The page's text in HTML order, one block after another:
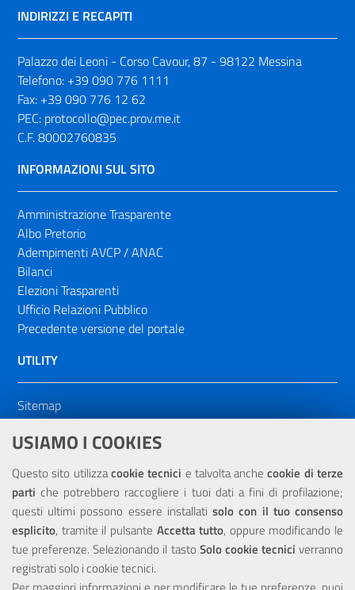
USIAMO I COOKIES
Questo sito utilizzacookie tecnici e talvolta anchecookie di terze
parti che potrebbero raccogliere i tuoi dati a fini di profilazione;
questi ultimi possono essere installatisolo con il tuo consenso
esplicito, tramite il pulsante Accetta tutto, oppure modificando le
tue preferenze. Selezionando il tasto Solo cookie tecnici verranno
registrati solo i cookie tecnici.
INDIRIZZI E RECAPITI
Palazzo dei Leoni - Corso Cavour, 87 - 98122 Messina
Telefono: +39 090 776 1111
Fax: +39 090 776 12 62
PEC: protocollo@pec.prov.me.it
C.F. 80002760835
INFORMAZIONI SUL SITO
Amministrazione Trasparente
Albo Pretorio
Adempimenti AVCP / ANAC
Bilanci
Elezioni Trasparenti
Ufficio Relazioni Pubblico
Precedente versione del portale
UTILITY
Sitemap
Dichiarazione di accessibilità
NOTE LEGALI
Privacy